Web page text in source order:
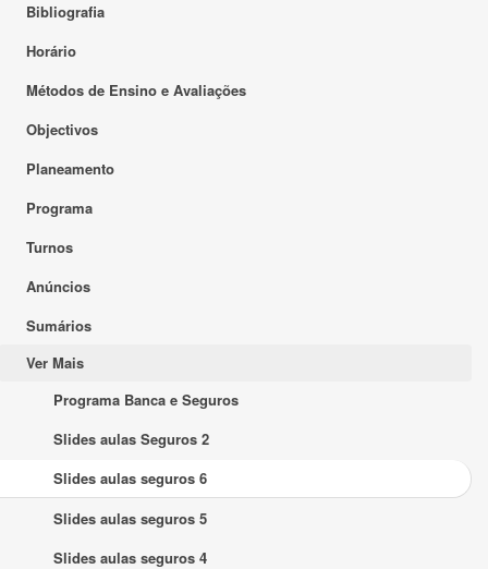
Bibliografia
Horário
Métodos de Ensino e Avaliações
Objectivos
Planeamento
Programa
Turnos
Anúncios
Sumários
Ver Mais
Programa Banca e Seguros
Slides aulas Seguros 2
Slides aulas seguros 6
Slides aulas seguros 5
Slides aulas seguros 4